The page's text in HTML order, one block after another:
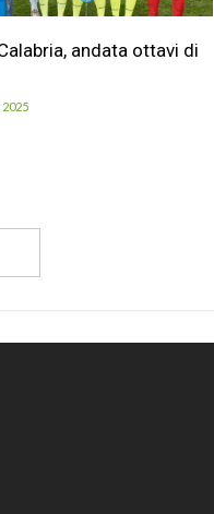
andata ottavi di